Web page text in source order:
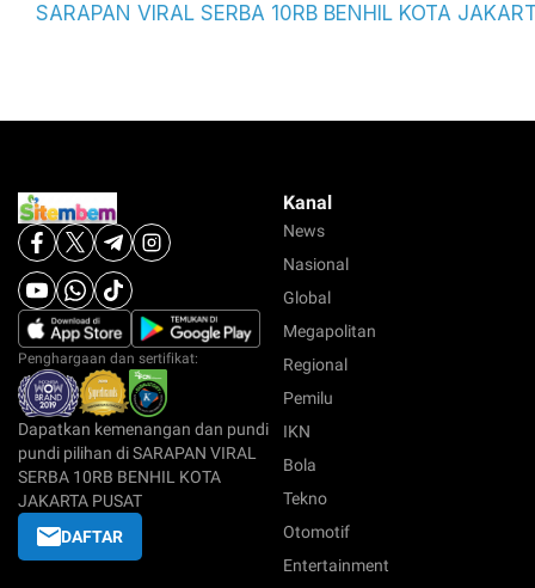
SARAPAN VIRAL SERBA 10RB BENHIL KOTA
Penghargaan dan sertifikat:
Dapatkan kemenangan dan pundi
pundi pilihan di SARAPAN VIRAL
SERBA 10RB BENHIL KOTA
JAKARTA PUSAT
DAFTAR
Kanal
News
Nasional
Global
Megapolitan
Regional
Pemilu
IKN
Bola
Tekno
Otomotif
Entertainment